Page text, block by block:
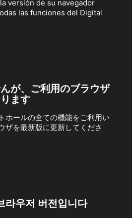
versión de su navegador
las funciones del Digital
が、ご利用のブラウザ
ます
ホールの全ての機能をご利用い
ザを最新版に更新してくださ
라우저 버전입니다